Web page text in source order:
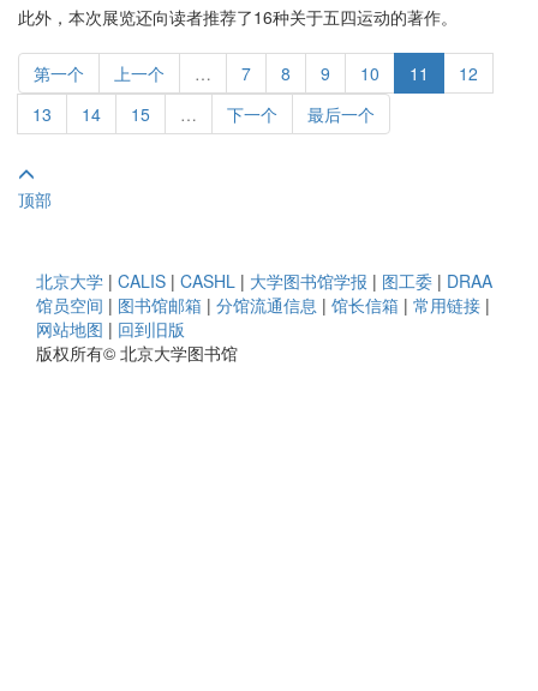
此外，本次展览还向读者推荐了16种关于五四运动的著作。
第一个 上一个 … 7 8 9 10 11
12
13
14 15 … 下一个 最后一个
顶部
北京大学 | CALIS | CASHL | 大学图书馆学报 | 图工委 | DRAA
馆员空间 | 图书馆邮箱 | 分馆流通信息 | 馆长信箱 | 常用链接 |
网站地图 | 回到旧版
版权所有© 北京大学图书馆